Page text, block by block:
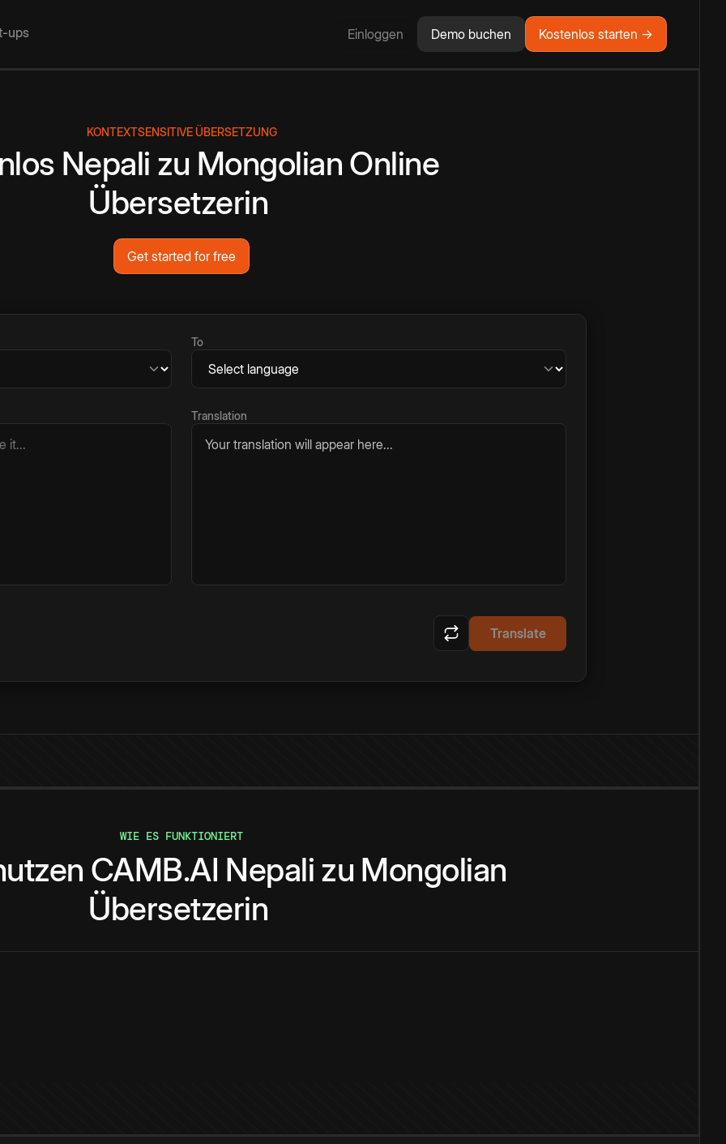
ups Einloggen Demo buchen Kostenlos starten →
KONTEXTSENSITIVE ÜBERSETZUNG
Nepali zu Mongolian Online
Übersetzerin
Get started for free
To
Translation
Your translation will appear here...
Translate
WIE ES FUNKTIONIERT
CAMB.AI Nepali zu Mongolian
Übersetzerin